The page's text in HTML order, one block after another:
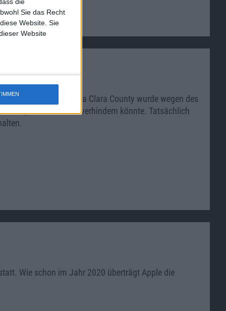
Sie das Recht
Website. Sie
Website
Doch im Santa Clara County wurde wegen des
das das Event verhindern könnte. Tatsächlich
Wie schon im Jahr 2020 überträgt Apple die